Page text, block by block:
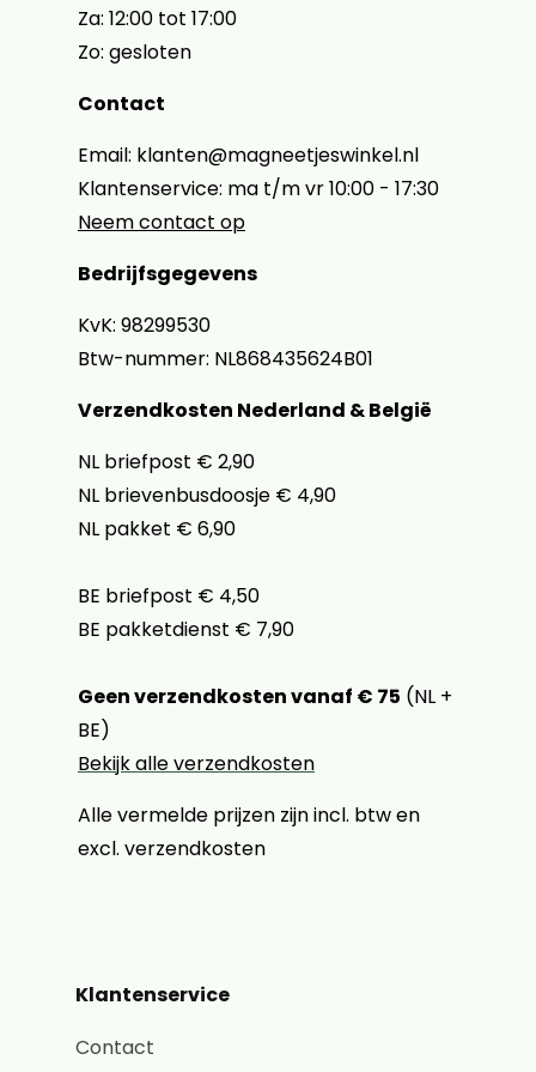
Za: 12:00 tot 17:00
Zo: gesloten
Contact
Email: klanten@magneetjeswinkel.nl
Klantenservice: ma t/m vr 10:00 - 17:30
Neem contact op
Bedrijfsgegevens
KvK: 98299530
Btw-nummer: NL868435624B01
Verzendkosten Nederland & België
NL briefpost € 2,90
NL brievenbusdoosje € 4,90
NL pakket € 6,90
BE briefpost € 4,50
BE pakketdienst € 7,90
Geen verzendkosten vanaf € 75 (NL +
BE)
Bekijk alle verzendkosten
Alle vermelde prijzen zijn incl. btw en
excl. verzendkosten
Klantenservice
Contact